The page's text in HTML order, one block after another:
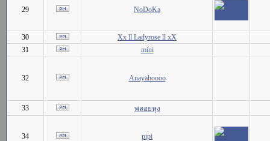
29 NoDoKa
30
Xx ll Ladyrose ll xX
31
mini
32 Anayahoooo
33 พลอยหุง
34 pipi